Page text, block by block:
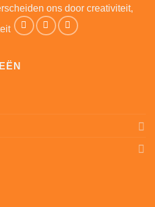
ons door creativiteit,